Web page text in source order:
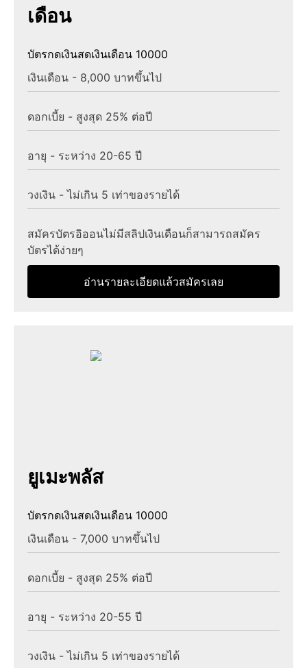
เดือน
บัตรกดเงินสดเงินเดือน 10000
เงินเดือน - 8,000 บาทขึ้นไป
ดอกเบี้ย - สูงสุด 25% ต่อปี
อายุ - ระหว่าง 20-65 ปี
วงเงิน - ไม่เกิน 5 เท่าของรายได้
สมัครบัตรอิออนไม่มีสลิปเงินเดือนก็สามารถสมัคร
บัตรได้ง่ายๆ
อ่านรายละเอียดแล้วสมัครเลย
ยูเมะพลัส
บัตรกดเงินสดเงินเดือน 10000
เงินเดือน - 7,000 บาทขึ้นไป
ดอกเบี้ย - สูงสุด 25% ต่อปี
อายุ - ระหว่าง 20-55 ปี
วงเงิน - ไม่เกิน 5 เท่าของรายได้